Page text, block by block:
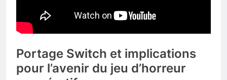
Portage Switch et implications
pour l’avenir du jeu d’horreur